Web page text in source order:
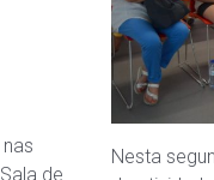
de
Nesta